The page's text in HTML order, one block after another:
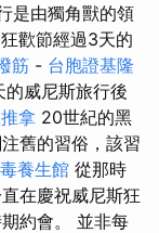
是由獨角獸的領
狂歡節經過3天的
筋 - 台胞證基隆
威尼斯旅行後
拿 20世紀的黑
舊的習俗，該習
養生館 從那時
在慶祝威尼斯狂
約會。 並非每